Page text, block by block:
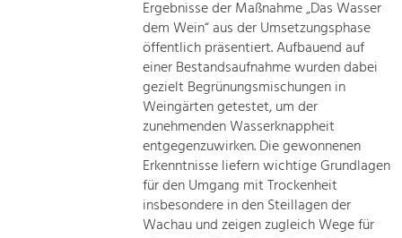
Climate Change, Public Transport and
Increase in Regional Value Added.
Ergebnisse der Maßnahme „Das Wasser
dem Wein“ aus der Umsetzungsphase
öffentlich präsentiert. Aufbauend auf
einer Bestandsaufnahme wurden dabei
gezielt Begrünungsmischungen in
Weingärten getestet, um der
zunehmenden Wasserknappheit
entgegenzuwirken. Die gewonnenen
Erkenntnisse liefern wichtige Grundlagen
für den Umgang mit Trockenheit
insbesondere in den Steillagen der
Wachau und zeigen zugleich Wege für